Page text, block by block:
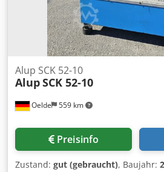
Oelde 559 km
Alup SCK 52-10
AlupSCK 52-10
Preisinfo
Zustand: gut (gebraucht), Baujahr: